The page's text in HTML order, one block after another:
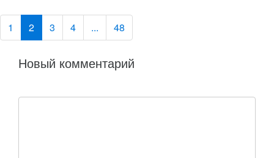
1 2 3 4 ... 48
Новый комментарий